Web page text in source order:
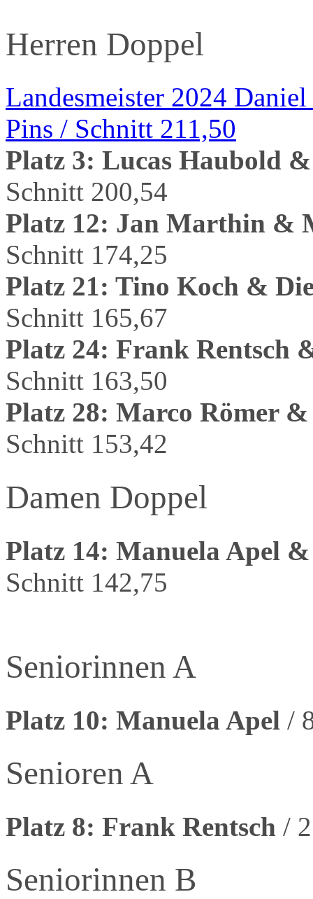
Herren Doppel
Landesmeister 2024
Pins / Schnitt 211,50
Platz 3: Lucas Haubold
Schnitt 200,54
Platz 12: Jan Marthin &
Schnitt 174,25
Platz 21: Tino Koch &
Schnitt 165,67
Platz 24: Frank Rentsch
Schnitt 163,50
Platz 28: Marco Römer
Schnitt 153,42
Damen Doppel
Platz 14: Manuela Apel
Schnitt 142,75
Seniorinnen A
Platz 10: Manuela Apel /
Senioren A
Platz 8: Frank Rentsch /
Seniorinnen B